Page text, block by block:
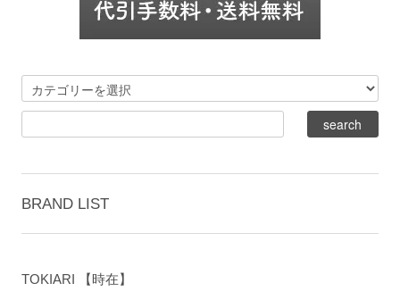
BRAND LIST
TOKIARI 【時在】